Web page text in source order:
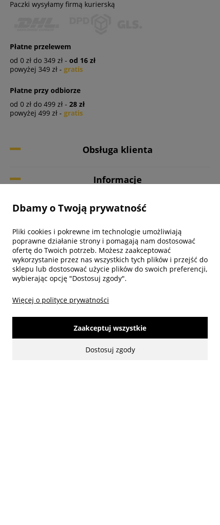
Paczki wysyłamy firmą kurierską
Płatne przelewem
od 0 zł do 349 zł - od 16 zł
powyżej 349 zł - gratis
Płatne przy odbiorze
od 0 zł do 499 zł - 28 zł
powyżej 499 zł - gratis
Obsługa klienta
Informacje
Twoje konto
Biuro obsługi klienta
Dbamy o Twoją prywatność
Pliki cookies i pokrewne im technologie umożliwiają
poprawne działanie strony i pomagają nam dostosować
ofertę do Twoich potrzeb. Możesz zaakceptować
wykorzystanie przez nas wszystkich tych plików i przejść do
sklepu lub dostosować użycie plików do swoich preferencji,
wybierając opcję "Dostosuj zgody".
Więcej o polityce prywatności
Dostosuj zgody
Zaakceptuj wszystkie